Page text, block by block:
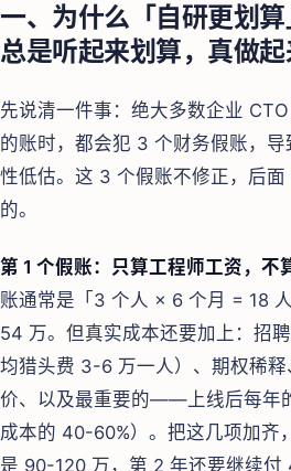
一、为什么「自研更划算
总是听起来划算，真做
先说清一件事：绝大多数企业
的账时，都会犯 3 个财务假账，
性低估。这 3 个假账不修正，后
的。
第 1 个假账：只算工程师工资，不
账通常是「3 个人 × 6 个月 = 18
54 万。但真实成本还要加上：招
均猎头费 3-6 万一人）、期权稀
价、以及最重要的——上线后每年
成本的 40-60%）。把这几项加齐
是 90-120 万，第 2 年还要继续付